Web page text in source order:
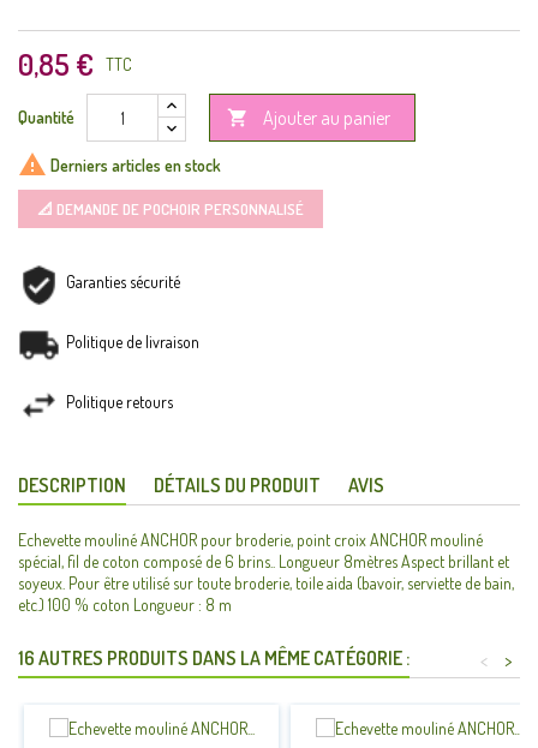
0,85 € TTC
Quantité  Ajouter au panier
 Derniers articles en stock
📐 DEMANDE DE POCHOIR PERSONNALISÉ
Garanties sécurité
Politique de livraison
Politique retours
DESCRIPTION DÉTAILS DU PRODUIT AVIS
Echevette mouliné ANCHOR pour broderie, point croix ANCHOR mouliné
spécial, fil de coton composé de 6 brins.. Longueur 8mètres Aspect brillant et
soyeux. Pour être utilisé sur toute broderie, toile aida (bavoir, serviette de bain,
etc.) 100 % coton Longueur : 8 m
16 AUTRES PRODUITS DANS LA MÊME CATÉGORIE : >
<